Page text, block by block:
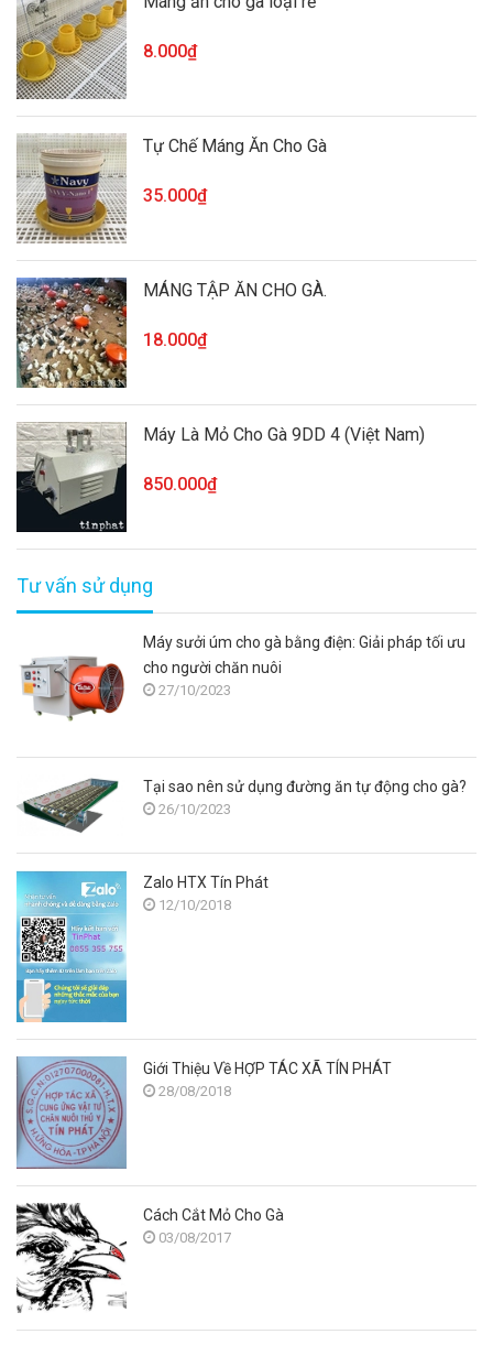
8.000₫
Tự Chế Máng Ăn Cho Gà
35.000₫
MÁNG TẬP ĂN CHO GÀ.
18.000₫
Máy Là Mỏ Cho Gà 9DD 4 (Việt Nam)
850.000₫
Tư vấn sử dụng
Máy sưởi úm cho gà bằng điện: Giải pháp tối ưu
cho người chăn nuôi
27/10/2023
Tại sao nên sử dụng đường ăn tự động cho gà?
26/10/2023
Zalo HTX Tín Phát
12/10/2018
Giới Thiệu Về HỢP TÁC XÃ TÍN PHÁT
28/08/2018
Cách Cắt Mỏ Cho Gà
03/08/2017